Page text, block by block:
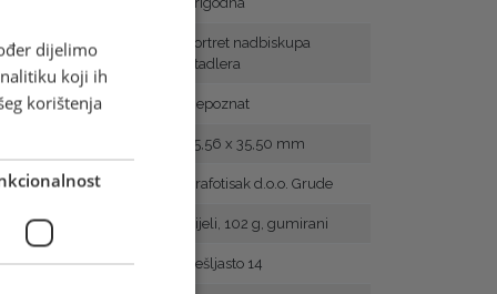
Motiv
Portret nadbiskupa
Stadlera
Autor Nepoznat
25,56 x 35,50 mm
Tisak Grafotisak d.o.o. Grude
Bijeli, 102 g, gumirani
Zupčanje Češljasto 14
dijelimo
koji ih
korištenja